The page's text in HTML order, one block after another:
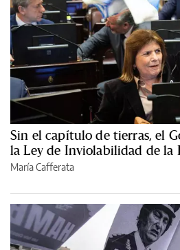
Sin el capítulo de tierras, el
la Ley de Inviolabilidad de la
María Cafferata